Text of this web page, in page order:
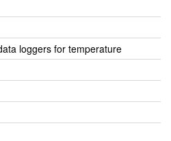
loggers for temperature